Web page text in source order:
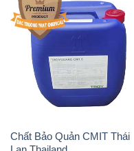
Chất tạo bọt Las P Tico Tank
IBC Bồn Việt Nam